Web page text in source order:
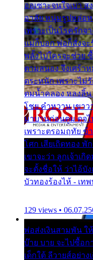
ออเซาะจนใจเบา ส
อาลัย หนุ่มรูปหล่อห
เพราะเป็นโรครักจ
แม่ก็บอก พ่อก็สั่งจะ
พลั้งไปใครจะช่วย
ตามสนอง จึงเศร้า
ตระหนัก เพราะไม่
ตมน้ำคลอง หลงลิ้น
โชย คำหวาน เขา
มาบานก่อนตูม ดุจไ
เพราะตรอมฤทัย ข้
โศก เสียเถิดทอง พั
เขาจะว่า ลูกเจ้าเ
จะตั้งชื่อให้ ว่าไอ้บั
บัวทองร้องไห้ - เท
129 views •
พ่อส่งเงินสามพัน ใ
บ๊าย บาย จะไปซื้อก
เด็กใต้ ลีวายส์อย่า